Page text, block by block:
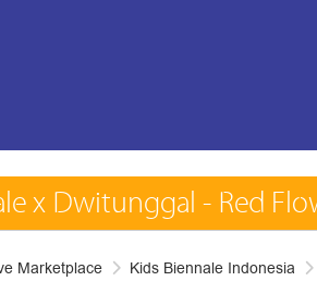
x Dwitunggal - Red
Marketplace Kids Biennale Indonesia